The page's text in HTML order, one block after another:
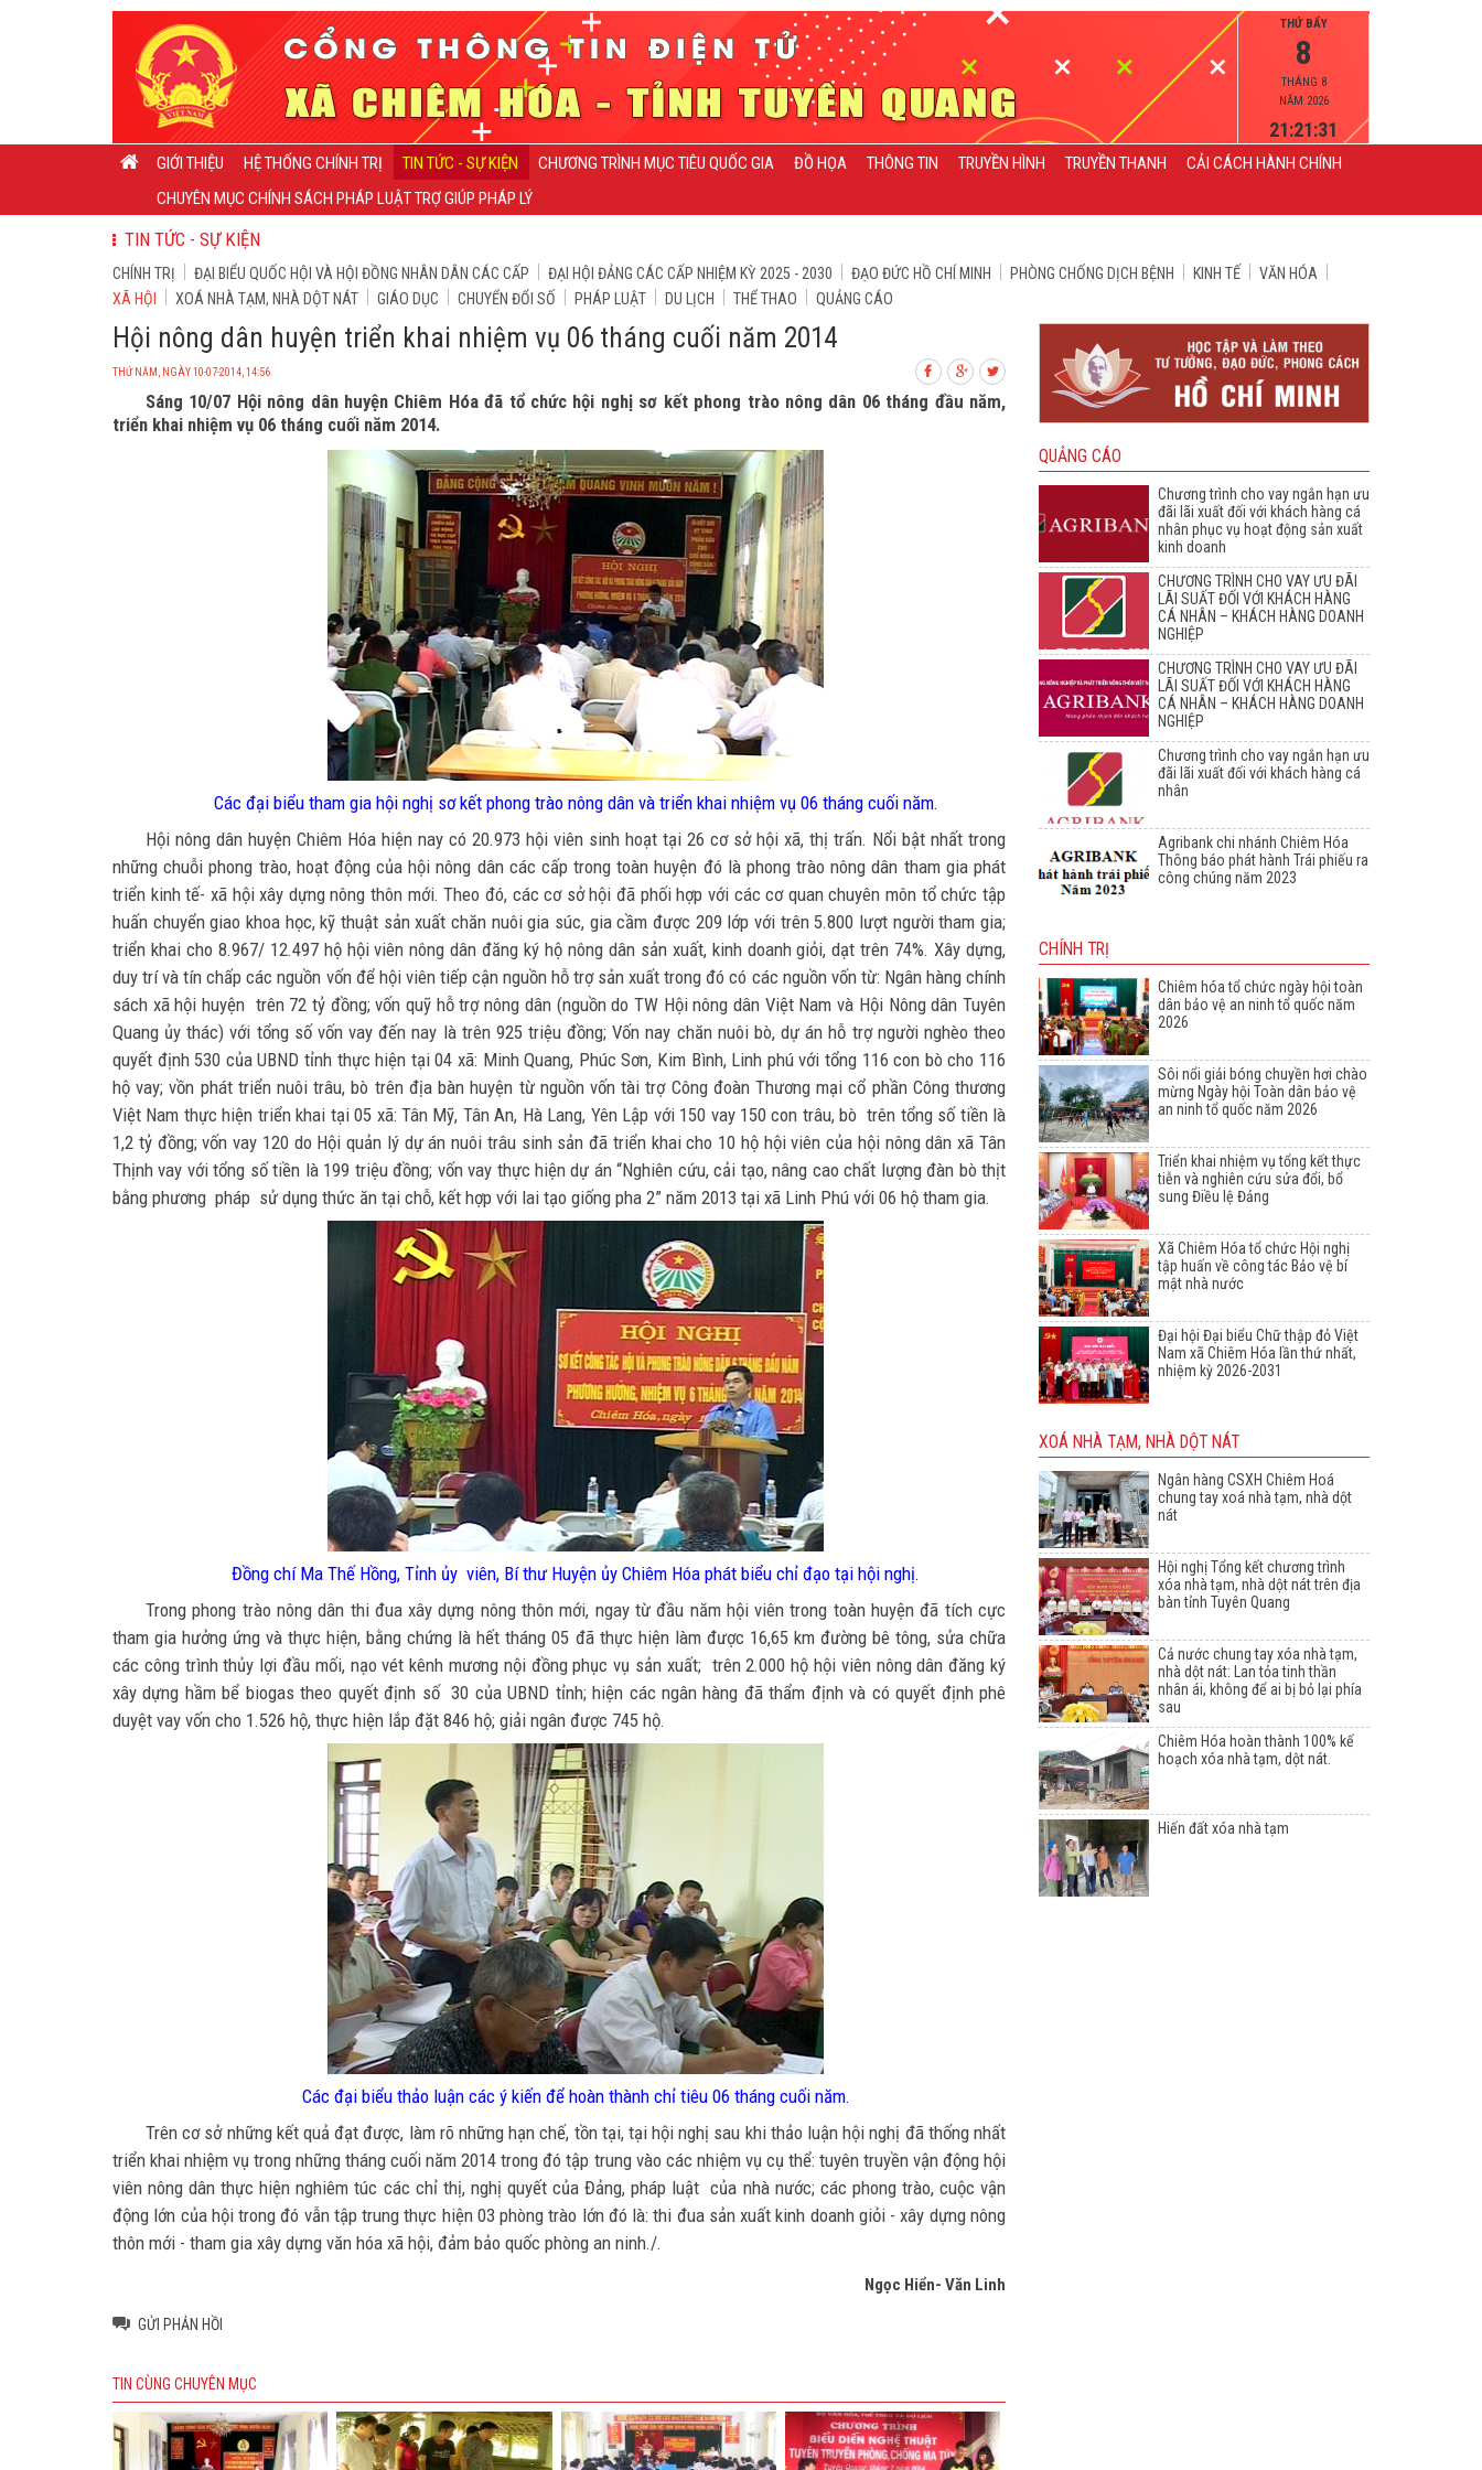
THỨ BẨY
8
THÁNG 8
NĂM 2026
21:21:32
GIỚI THIỆU HỆ THỐNG CHÍNH TRỊ TIN TỨC - SỰ KIỆN CHƯƠNG TRÌNH MỤC TIÊU QUỐC GIA ĐỒ HỌA THÔNG TIN TRUYỀN HÌNH TRUYỀN THANH
CẢI CÁCH HÀNH CHÍNH
CHUYÊN MỤC CHÍNH SÁCH PHÁP LUẬT TRỢ GIÚP PHÁP LÝ
TIN TỨC - SỰ KIỆN
CHÍNH TRỊ ĐẠI BIỂU QUỐC HỘI VÀ HỘI ĐỒNG NHÂN DÂN CÁC CẤP ĐẠI HỘI ĐẢNG CÁC CẤP NHIỆM KỲ 2025 - 2030 ĐẠO ĐỨC HỒ CHÍ MINH PHÒNG CHỐNG DỊCH BỆNH KINH TẾ
VĂN HÓA
XÃ HỘI
XOÁ NHÀ TẠM, NHÀ DỘT NÁT GIÁO DỤC CHUYỂN ĐỔI SỐ PHÁP LUẬT DU LỊCH THỂ THAO QUẢNG CÁO
Hội nông dân huyện triển khai nhiệm vụ 06 tháng cuối năm 2014
THỨ NĂM, NGÀY 10-07-2014, 14:56
Sáng 10/07 Hội nông dân huyện Chiêm Hóa đã tổ chức hội nghị sơ kết phong trào nông dân 06 tháng đầu năm,
triển khai nhiệm vụ 06 tháng cuối năm 2014.
Các đại biểu tham gia hội nghị sơ kết phong trào nông dân và triển khai nhiệm vụ 06 tháng cuối năm.
Hội nông dân huyện Chiêm Hóa hiện nay có 20.973 hội viên sinh hoạt tại 26 cơ sở hội xã, thị trấn. Nổi bật nhất trong
những chuỗi phong trào, hoạt động của hội nông dân các cấp trong toàn huyện đó là phong trào nông dân tham gia phát
triển kinh tế- xã hội xây dựng nông thôn mới. Theo đó, các cơ sở hội đã phối hợp với các cơ quan chuyên môn tổ chức tập
huấn chuyển giao khoa học, kỹ thuật sản xuất chăn nuôi gia súc, gia cầm được 209 lớp với trên 5.800 lượt người tham gia;
triển khai cho 8.967/ 12.497 hộ hội viên nông dân đăng ký hộ nông dân sản xuất, kinh doanh giỏi, dạt trên 74%. Xây dựng,
duy trí và tín chấp các nguồn vốn để hội viên tiếp cận nguồn hỗ trợ sản xuất trong đó có các nguồn vốn từ: Ngân hàng chính
sách xã hội huyện trên 72 tỷ đồng; vốn quỹ hỗ trợ nông dân (nguồn do TW Hội nông dân Việt Nam và Hội Nông dân Tuyên
Quang ủy thác) với tổng số vốn vay đến nay là trên 925 triệu đồng; Vốn nay chăn nuôi bò, dự án hỗ trợ người nghèo theo
quyết định 530 của UBND tỉnh thực hiện tại 04 xã: Minh Quang, Phúc Sơn, Kim Bình, Linh phú với tổng 116 con bò cho 116
hộ vay; vồn phát triển nuôi trâu, bò trên địa bàn huyện từ nguồn vốn tài trợ Công đoàn Thương mại cổ phần Công thương
Việt Nam thực hiện triển khai tại 05 xã: Tân Mỹ, Tân An, Hà Lang, Yên Lập với 150 vay 150 con trâu, bò trên tổng số tiền là
1,2 tỷ đồng; vốn vay 120 do Hội quản lý dự án nuôi trâu sinh sản đã triển khai cho 10 hộ hội viên của hội nông dân xã Tân
Thịnh vay với tổng số tiền là 199 triệu đồng; vốn vay thực hiện dự án “Nghiên cứu, cải tạo, nâng cao chất lượng đàn bò thịt
bằng phương pháp sử dụng thức ăn tại chỗ, kết hợp với lai tạo giống pha 2” năm 2013 tại xã Linh Phú với 06 hộ tham gia.
Đồng chí Ma Thế Hồng, Tỉnh ủy viên, Bí thư Huyện ủy Chiêm Hóa phát biểu chỉ đạo tại hội nghị.
Trong phong trào nông dân thi đua xây dựng nông thôn mới, ngay từ đầu năm hội viên trong toàn huyện đã tích cực
tham gia hưởng ứng và thực hiện, bằng chứng là hết tháng 05 đã thực hiện làm được 16,65 km đường bê tông, sửa chữa
các công trình thủy lợi đầu mối, nạo vét kênh mương nội đồng phục vụ sản xuất; trên 2.000 hộ hội viên nông dân đăng ký
xây dựng hầm bể biogas theo quyết định số 30 của UBND tỉnh; hiện các ngân hàng đã thẩm định và có quyết định phê
duyệt vay vốn cho 1.526 hộ, thực hiện lắp đặt 846 hộ; giải ngân được 745 hộ.
Các đại biểu thảo luận các ý kiến để hoàn thành chỉ tiêu 06 tháng cuối năm.
Trên cơ sở những kết quả đạt được, làm rõ những hạn chế, tồn tại, tại hội nghị sau khi thảo luận hội nghị đã thống nhất
triển khai nhiệm vụ trong những tháng cuối năm 2014 trong đó tập trung vào các nhiệm vụ cụ thể: tuyên truyền vận động hội
viên nông dân thực hiện nghiêm túc các chỉ thị, nghị quyết của Đảng, pháp luật của nhà nước; các phong trào, cuộc vận
động lớn của hội trong đó vẫn tập trung thực hiện 03 phòng trào lớn đó là: thi đua sản xuất kinh doanh giỏi - xây dựng nông
thôn mới - tham gia xây dựng văn hóa xã hội, đảm bảo quốc phòng an ninh./.
Ngọc Hiển- Văn Linh
GỬI PHẢN HỒI
TIN CÙNG CHUYÊN MỤC
QUẢNG CÁO
Chương trình cho vay ngắn hạn ưu
đãi lãi xuất đối với khách hàng cá
nhân phục vụ hoạt động sản xuất
kinh doanh
CHƯƠNG TRÌNH CHO VAY ƯU ĐÃI
LÃI SUẤT ĐỐI VỚI KHÁCH HÀNG
CÁ NHÂN – KHÁCH HÀNG DOANH
NGHIỆP
CHƯƠNG TRÌNH CHO VAY ƯU ĐÃI
LÃI SUẤT ĐỐI VỚI KHÁCH HÀNG
CÁ NHÂN – KHÁCH HÀNG DOANH
NGHIỆP
Chương trình cho vay ngắn hạn ưu
đãi lãi xuất đối với khách hàng cá
nhân
Agribank chi nhánh Chiêm Hóa
Thông báo phát hành Trái phiếu ra
công chúng năm 2023
CHÍNH TRỊ
Chiêm hóa tổ chức ngày hội toàn
dân bảo vệ an ninh tổ quốc năm
2026
Sôi nổi giải bóng chuyền hơi chào
mừng Ngày hội Toàn dân bảo vệ
an ninh tổ quốc năm 2026
Triển khai nhiệm vụ tổng kết thực
tiễn và nghiên cứu sửa đổi, bổ
sung Điều lệ Đảng
Xã Chiêm Hóa tổ chức Hội nghị
tập huấn về công tác Bảo vệ bí
mật nhà nước
Đại hội Đại biểu Chữ thập đỏ Việt
Nam xã Chiêm Hóa lần thứ nhất,
nhiệm kỳ 2026-2031
XOÁ NHÀ TẠM, NHÀ DỘT NÁT
Ngân hàng CSXH Chiêm Hoá
chung tay xoá nhà tạm, nhà dột
nát
Hội nghị Tổng kết chương trình
xóa nhà tạm, nhà dột nát trên địa
bàn tỉnh Tuyên Quang
Cả nước chung tay xóa nhà tạm,
nhà dột nát: Lan tỏa tinh thần
nhân ái, không để ai bị bỏ lại phía
sau
Chiêm Hóa hoàn thành 100% kế
hoạch xóa nhà tạm, dột nát.
Hiến đất xóa nhà tạm